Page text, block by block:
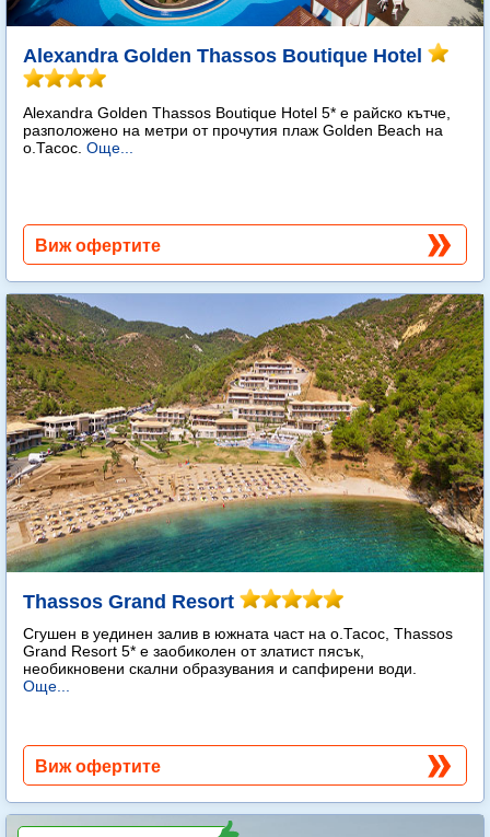
Alexandra Golden Thassos Boutique Hotel
Alexandra Golden Thassos Boutique Hotel 5* е райско кътче,
разположено на метри от прочутия плаж Golden Beach на
о.Тасос. Още...
Виж офертите
Thassos Grand Resort
Сгушен в уединен залив в южната част на о.Тасос, Thassos
Grand Resort 5* е заобиколен от златист пясък,
необикновени скални образувания и сапфирени води.
Още...
Виж офертите